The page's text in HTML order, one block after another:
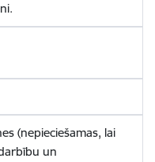
(nepieciešamas, lai
un